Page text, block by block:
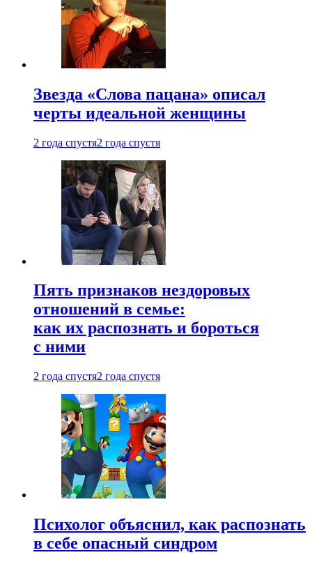
Звезда «Слова пацана» описал
черты идеальной женщины
2 года спустя2 года спустя
Пять признаков нездоровых
отношений в семье:
как их распознать и бороться
с ними
2 года спустя2 года спустя
Психолог объяснил, как распознать
в себе опасный синдром